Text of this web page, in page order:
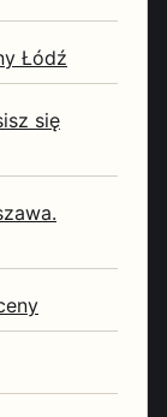
Łódź
się